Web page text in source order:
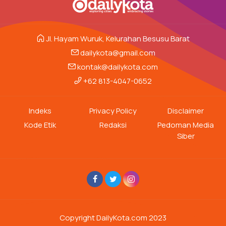
Jl. Hayam Wuruk, Kelurahan Besusu Barat
dailykota@gmail.com
kontak@dailykota.com
+62 813-4047-0652
Indeks
Kode Etik
Privacy Policy
Redaksi
Disclaimer
Pedoman Media
Siber
Copyright DailyKota.com 2023